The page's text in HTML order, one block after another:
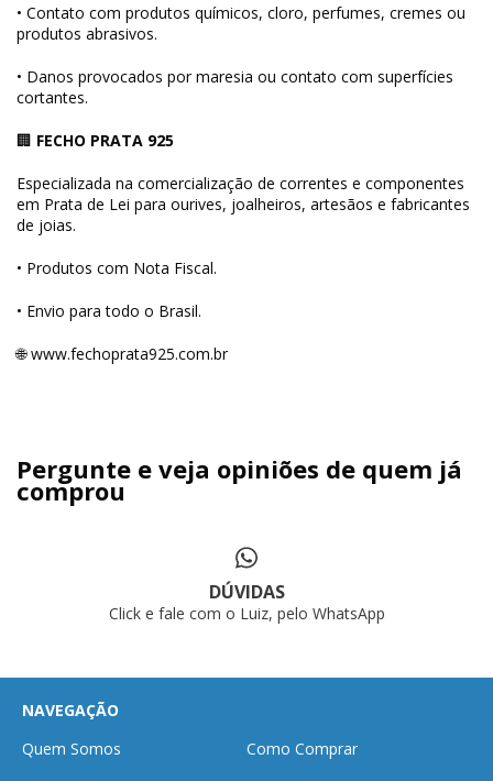
• Contato com produtos químicos, cloro, perfumes, cremes ou
produtos abrasivos.
• Danos provocados por maresia ou contato com superfícies
cortantes.
🏢 FECHO PRATA 925
Especializada na comercialização de correntes e componentes
em Prata de Lei para ourives, joalheiros, artesãos e fabricantes
de joias.
• Produtos com Nota Fiscal.
• Envio para todo o Brasil.
🌐www.fechoprata925.com.br
Pergunte e veja opiniões de quem já
comprou
DÚVIDAS
Click e fale com o Luiz, pelo WhatsApp
NAVEGAÇÃO
Quem Somos
Como Comprar